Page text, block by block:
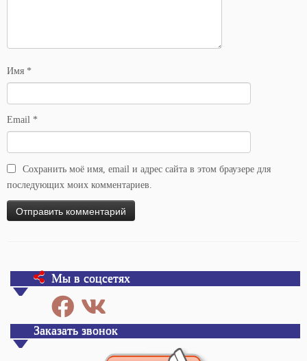
Имя *
Email *
Сохранить моё имя, email и адрес сайта в этом браузере для
последующих моих комментариев.
Мы в соцсетях
Заказать звонок